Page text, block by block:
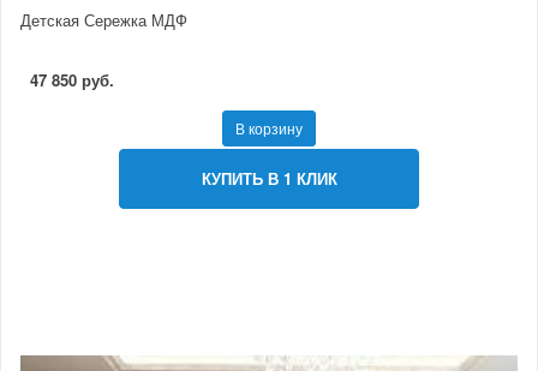
Детская Сережка МДФ
47 850 руб.
В корзину
КУПИТЬ В 1 КЛИК